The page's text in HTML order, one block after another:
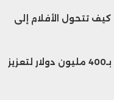
كيف تتحول الأفلام إلى
الجيش الأميركي يقترب من صفقة بـ400 مليون دولار لتعزيز